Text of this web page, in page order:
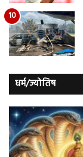
धर्म/ज्योतिष